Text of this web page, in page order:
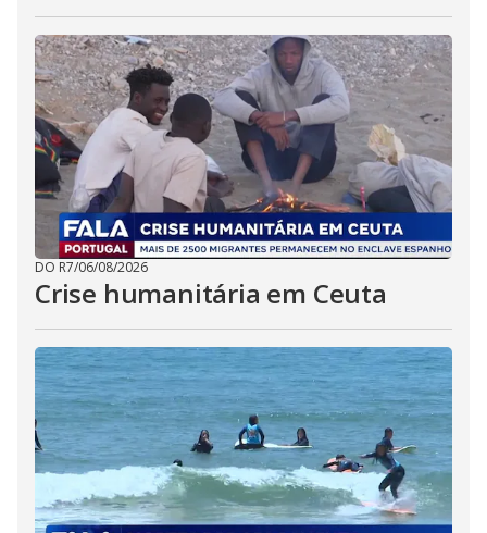
DO R7/06/08/2026
Crise humanitária em Ceuta